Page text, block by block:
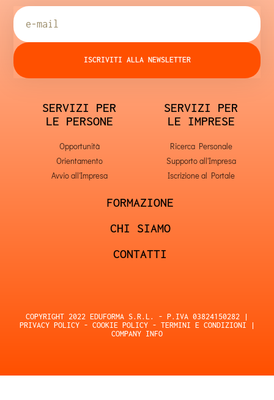
ISCRIVITI ALLA NEWSLETTER
SERVIZI PER
LE PERSONE
Opportunità
Orientamento
Avvio all'Impresa
SERVIZI PER
LE IMPRESE
Ricerca Personale
Supporto all'Impresa
Iscrizione al Portale
FORMAZIONE
CHI SIAMO
CONTATTI
COPYRIGHT 2022 EDUFORMA S.R.L. - P.IVA 03824150282 |
PRIVACY POLICY- COOKIE POLICY- TERMINI E CONDIZIONI |
COMPANY INFO